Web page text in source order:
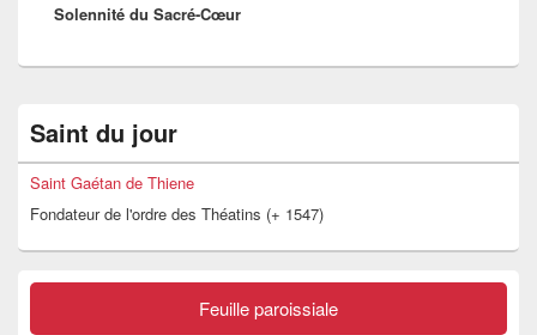
suivant :
Solennité du Sacré-Cœur
principale
de
widget
barre
Saint du jour
Saint Gaétan de Thiene
Fondateur de l'ordre des Théatins (+ 1547)
Feuille paroissiale